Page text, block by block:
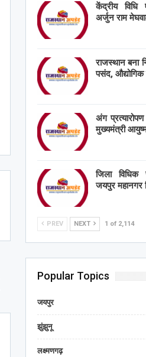
केंद्रीय विधि
अर्जुन राम
राजस्थान बना
पसंद,
अंग
मुख्यमंत्री
जिला विधिक
जयपुर महानगर
PREV NEXT 1 of 2,114
Popular Topics
जयपुर
झुंझुनू
लक्ष्मणगढ़